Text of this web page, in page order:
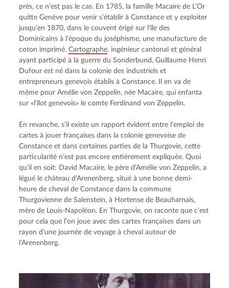
près, ce n’est pas le cas. En 1785, la famille Macaire de L’Or
quitte Genève pour venir s’établir à Constance et y exploiter
jusqu’en 1870, dans le couvent érigé sur l’île des
Dominicains à l’époque du joséphisme, une manufacture de
coton imprimé. Cartographe, ingénieur cantonal et général
ayant participé à la guerre du Sonderbund, Guillaume Henri
Dufour est né dans la colonie des industriels et
entrepreneurs genevois établis à Constance. Il en va de
même pour Amélie von Zeppelin, née Macaire, qui enfanta
sur «l’îlot genevois» le comte Ferdinand von Zeppelin.
En revanche, s’il existe un rapport évident entre l’emploi de
cartes à jouer françaises dans la colonie genevoise de
Constance et dans certaines parties de la Thurgovie, cette
particularité n’est pas encore entièrement expliquée. Quoi
qu’il en soit: David Macaire, le père d’Amélie von Zeppelin, a
légué le château d’Arenenberg, situé à une bonne demi-
heure de cheval de Constance dans la commune
Thurgovienne de Salenstein, à Hortense de Beauharnais,
mère de Louis-Napoléon. En Thurgovie, on raconte que c’est
pour cela que l’on joue avec des cartes françaises dans un
rayon d’une journée de voyage à cheval autour de
l’Arenenberg.